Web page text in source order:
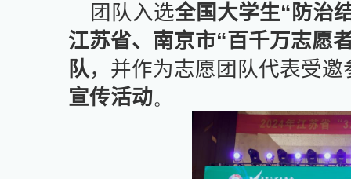
团队入选全国大学生“防治
江苏省、南京市“百千万志愿
队，并作为志愿团队代表受邀
宣传活动。